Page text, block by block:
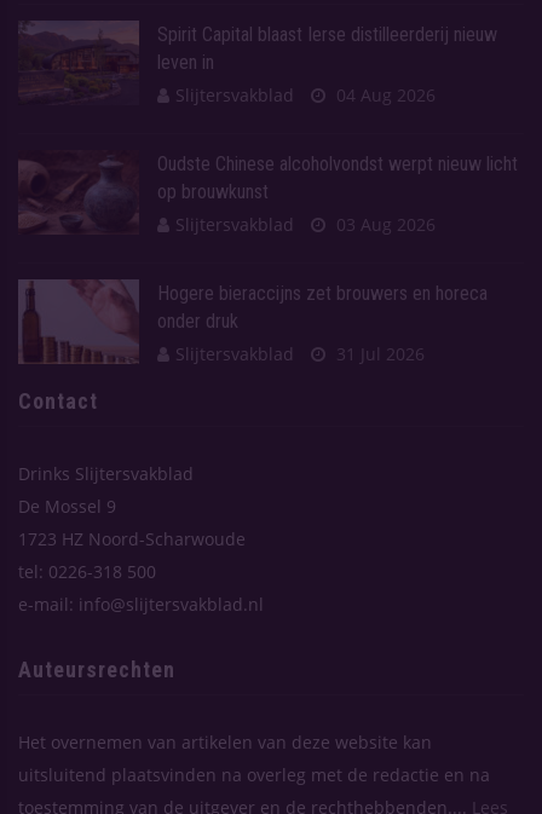
Spirit Capital blaast Ierse distilleerderij nieuw
leven in
Slijtersvakblad
04 Aug 2026
Oudste Chinese alcoholvondst werpt nieuw licht
op brouwkunst
Slijtersvakblad
03 Aug 2026
Hogere bieraccijns zet brouwers en horeca
onder druk
Slijtersvakblad
31 Jul 2026
Contact
Drinks Slijtersvakblad
De Mossel 9
1723 HZ Noord-Scharwoude
tel: 0226-318 500
e-mail: info@slijtersvakblad.nl
Auteursrechten
Het overnemen van artikelen van deze website kan
uitsluitend plaatsvinden na overleg met de redactie en na
toestemming van de uitgever en de rechthebbenden....
Lees